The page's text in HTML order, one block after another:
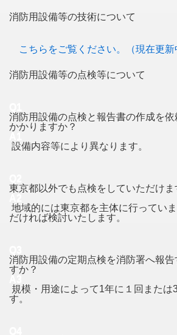
消防用設備等の技術について
こちらをご覧ください。（現在更新
消防用設備等の点検等について
消防用設備の点検と報告書の作成を
かかりますか？
設備内容等により異なります。
東京都以外でも点検をしていただけま
地域的には東京都を主体に行ってい
だければ検討いたします。
消防用設備の定期点検を消防署へ報
すか？
規模・用途によって1年に１回または
す。